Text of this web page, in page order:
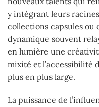
y intégrant leurs
collections capsules ou
dynamique souvent
en lumière une
mixité et l’accessibilité
plus en plus large.
La puissance de